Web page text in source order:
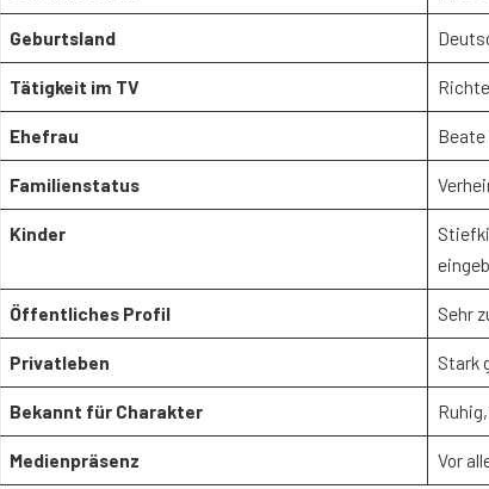
Geburtsland
Tätigkeit im TV
Ehefrau Beate
Familienstatus
Kinder
Öffentliches Profil Sehr
Privatleben Stark
Bekannt für Charakter
Medienpräsenz Vor